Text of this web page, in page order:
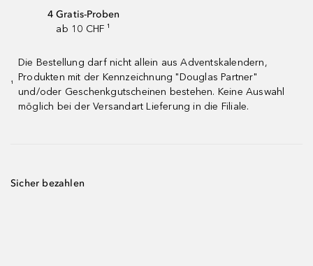
4 Gratis-Proben
ab 10 CHF ¹
¹
Die Bestellung darf nicht allein aus Adventskalendern,
Produkten mit der Kennzeichnung "Douglas Partner"
und/oder Geschenkgutscheinen bestehen. Keine Auswahl
möglich bei der Versandart Lieferung in die Filiale.
Sicher bezahlen